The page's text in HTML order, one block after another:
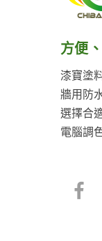
方便
漆寶塗
牆用防
選擇合
電腦調